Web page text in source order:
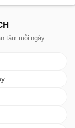
tâm mỗi ngày